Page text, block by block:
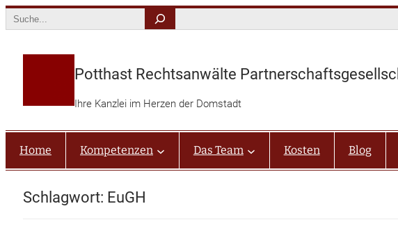
Search
Potthast Rechtsanwälte
Ihre Kanzlei im Herzen der Domstadt
Home Kompetenzen Das Team Kosten Blog
Schlagwort: EuGH